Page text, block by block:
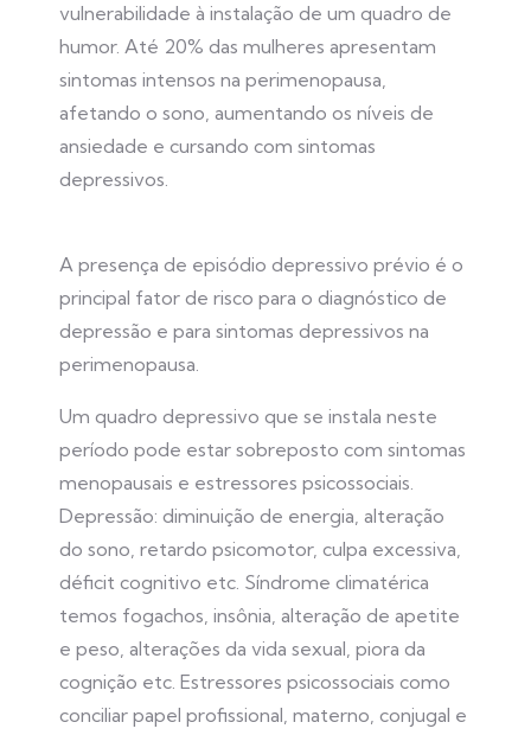
vulnerabilidade à instalação de um quadro de
humor. Até 20% das mulheres apresentam
sintomas intensos na perimenopausa,
afetando o sono, aumentando os níveis de
ansiedade e cursando com sintomas
depressivos.
A presença de episódio depressivo prévio é o
principal fator de risco para o diagnóstico de
depressão e para sintomas depressivos na
perimenopausa.
Um quadro depressivo que se instala neste
período pode estar sobreposto com sintomas
menopausais e estressores psicossociais.
Depressão: diminuição de energia, alteração
do sono, retardo psicomotor, culpa excessiva,
déficit cognitivo etc. Síndrome climatérica
temos fogachos, insônia, alteração de apetite
e peso, alterações da vida sexual, piora da
cognição etc. Estressores psicossociais como
conciliar papel profissional, materno, conjugal e